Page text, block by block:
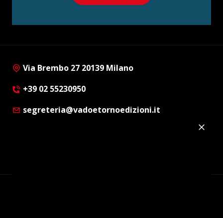
Via Brembo 27 20139 Milano
+39 02 55230950
segreteria@vadoetornoedizioni.it